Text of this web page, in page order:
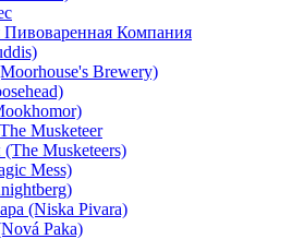
Пивоваренная Компания
Brewery)
Musketeer
Musketeers)
Mess)
(Niska Pivara)
Paka)